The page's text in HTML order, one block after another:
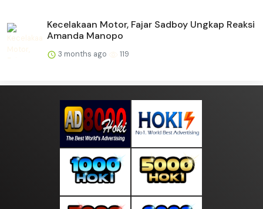
Kecelakaan Motor, Fajar Sadboy Ungkap Reaksi
Amanda Manopo
3 months ago 119